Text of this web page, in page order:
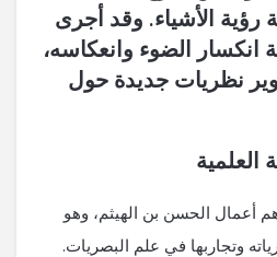
رؤية الأشياء. وقد أجرى
انكسار الضوء وانعكاسه،
نظريات جديدة حول
العلمية
أعمال الحسن بن الهيثم، وهو
وتجاربها في علم البصريات.